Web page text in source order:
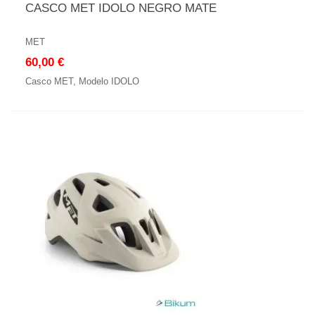
CASCO MET IDOLO NEGRO MATE
MET
60,00 €
Casco MET, Modelo IDOLO